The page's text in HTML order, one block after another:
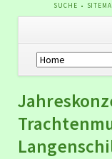
NAVIGATION
SUCHE
Navigation
überspringen